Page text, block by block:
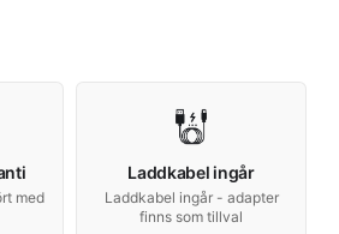
med
Laddkabel ingår
Laddkabel ingår - adapter
finns som tillval